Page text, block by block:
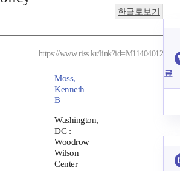
한글로보기
https://www.riss.kr/link?id=M11404012
Moss,
Kenneth
B
Washington,
DC :
Woodrow
Wilson
Center
료